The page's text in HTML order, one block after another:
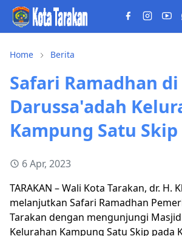
Home Berita
Safari Ramadhan
Darussa'adah
Kampung Satu Skip
6 Apr, 2023
TARAKAN – Wali Kota Tarakan, dr. H.
melanjutkan Safari Ramadhan
Tarakan dengan mengunjungi Masjid
Kelurahan Kampung Satu Skip pada